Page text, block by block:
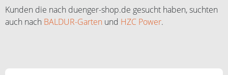
Kunden die nach duenger-shop.de gesucht haben, suchten
auch nach BALDUR-Garten und HZC Power.